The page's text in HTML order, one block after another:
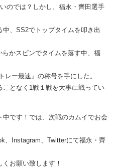
のでは？しかし、福永・齊田選手
、SS2でトップタイムを叩き出
かスピンでタイムを落す中、福
レー最速』の称号を手にした。
となく1戦１戦を大事に戦ってい
です！では、次戦のカムイでお会
、Instagram、Twitterにて福永・齊
お願い致します！